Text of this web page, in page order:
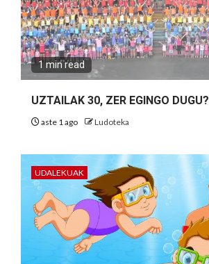
1 min read
UZTAILAK 30, ZER EGINGO DUGU?
aste 1 ago Ludoteka
UDALEKUAK